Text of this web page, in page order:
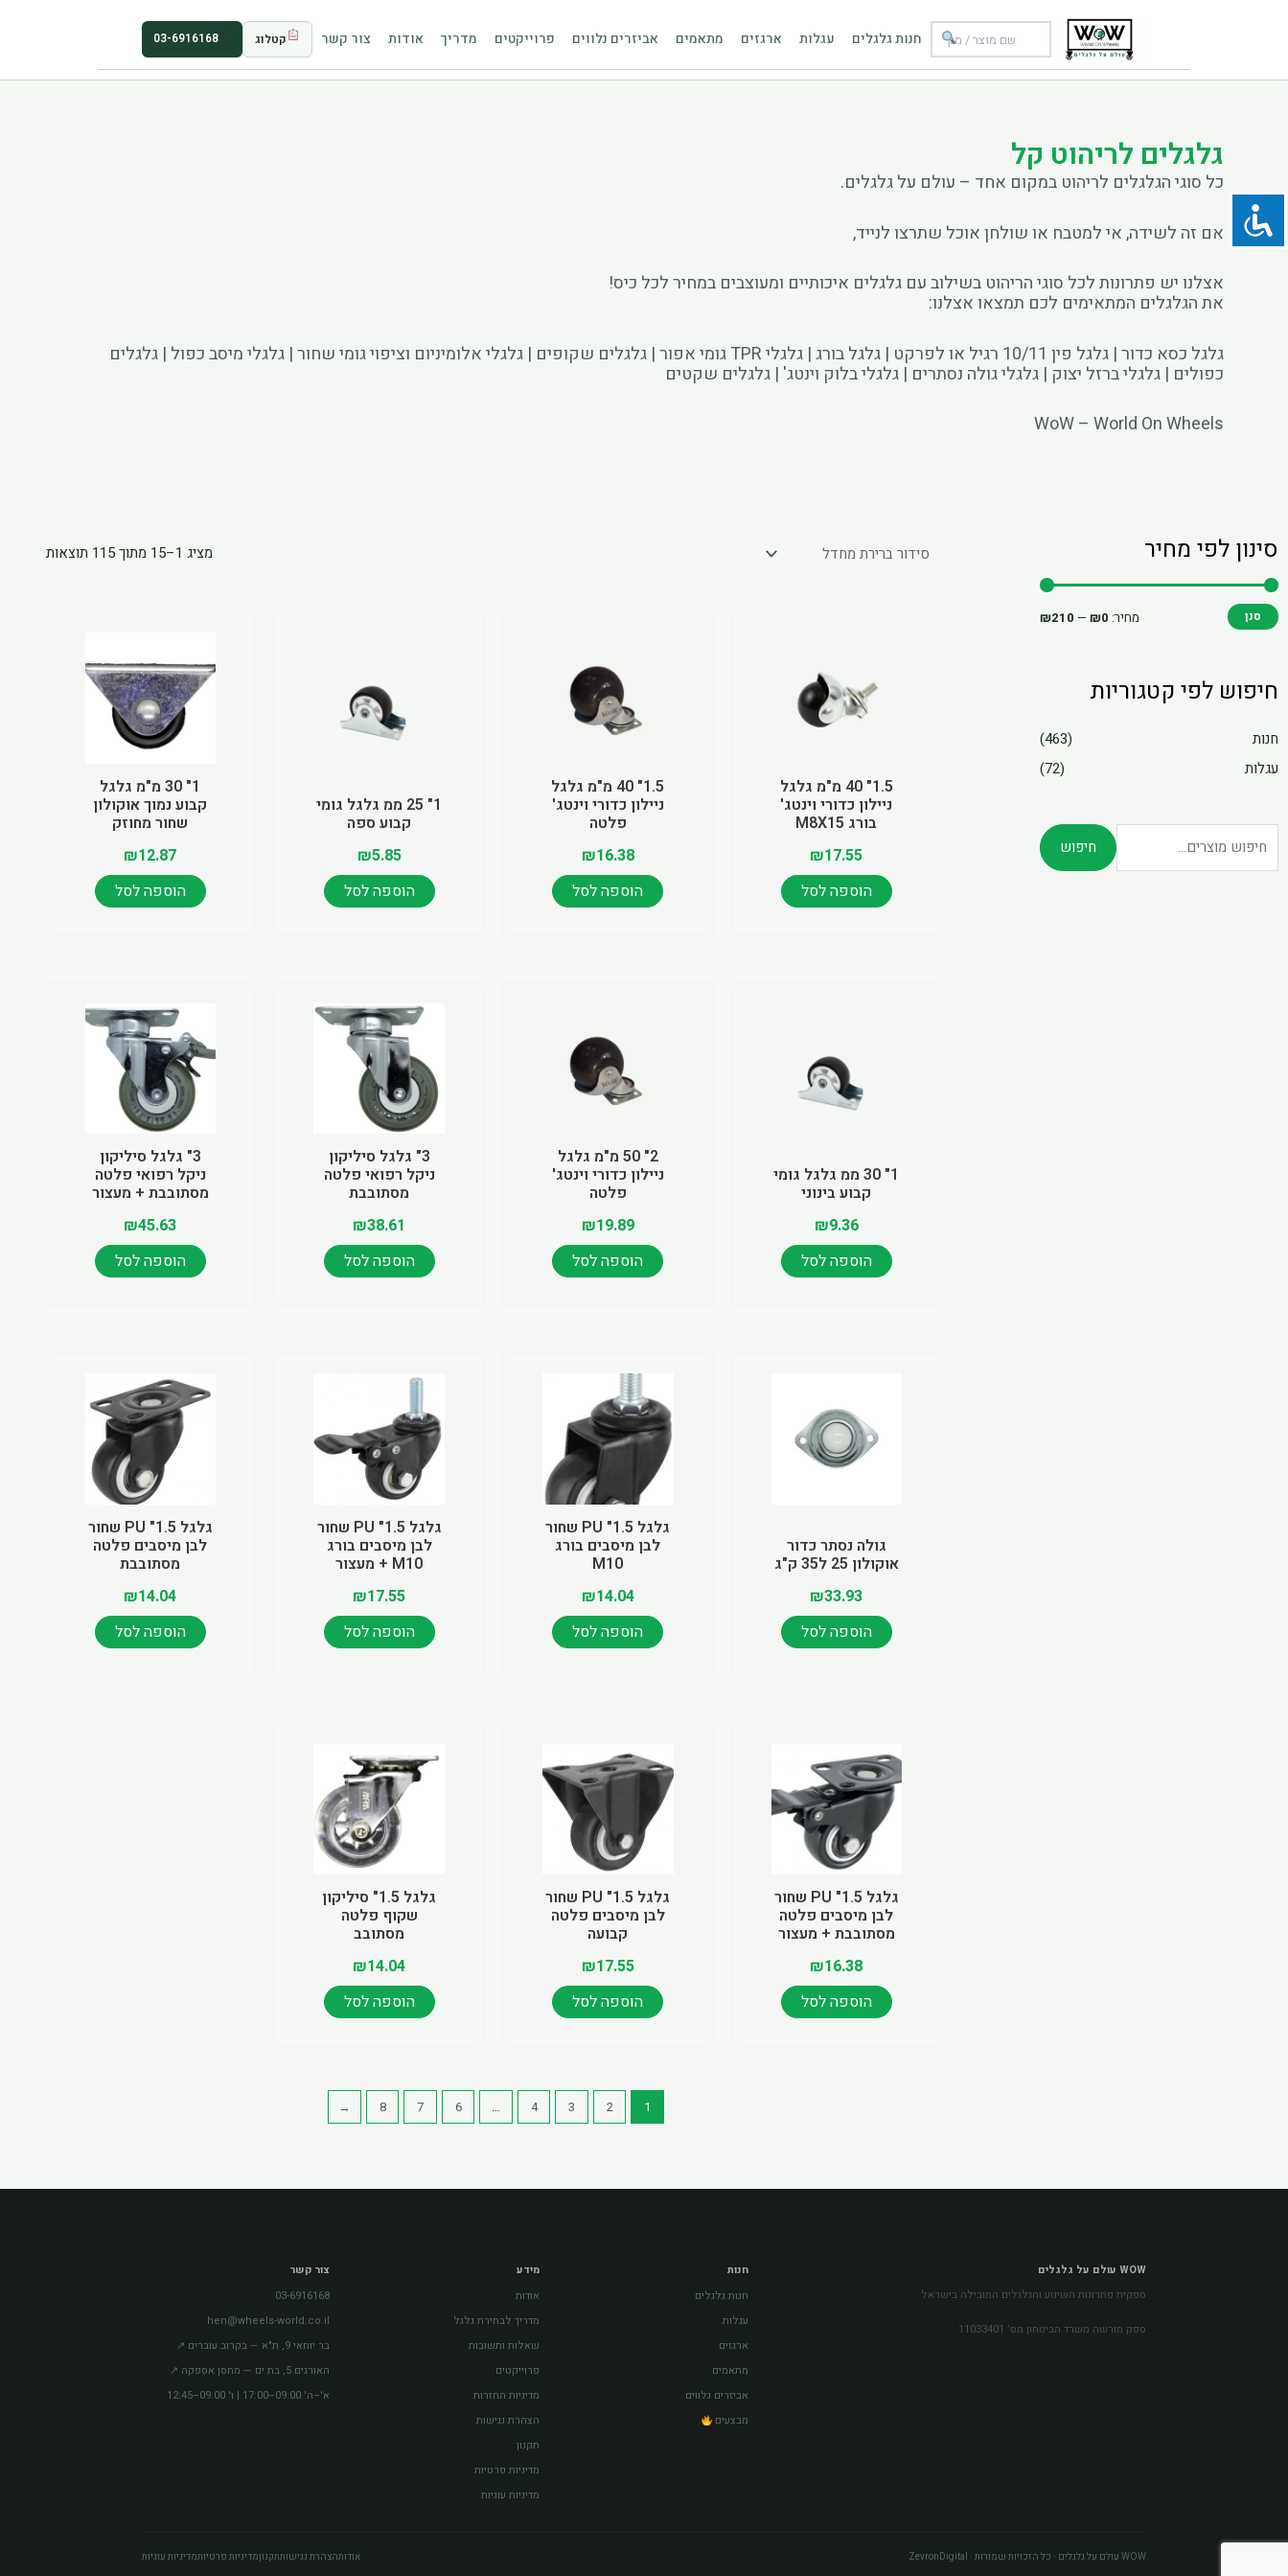
חנות גלגלים עגלות ארגזים מתאמים אביזרים נלווים פרוייקטים מדריך אודות צור קשר קטלוג 03-6916168
גלגלים לריהוט קל
כל סוגי הגלגלים לריהוט במקום אחד – עולם על גלגלים.
אם זה לשידה, אי למטבח או שולחן אוכל שתרצו לנייד,
אצלנו יש פתרונות לכל סוגי הריהוט בשילוב עם גלגלים איכותיים ומעוצבים במחיר לכל כיס!
את הגלגלים המתאימים לכם תמצאו אצלנו:
גלגל כסא כדור | גלגל פין 10/11 רגיל או לפרקט | גלגל בורג | גלגלי TPR גומי אפור | גלגלים שקופים | גלגלי אלומיניום וציפוי גומי שחור | גלגלי מיסב כפול | גלגלים
כפולים | גלגלי ברזל יצוק | גלגלי גולה נסתרים | גלגלי בלוק וינטג' | גלגלים שקטים
WoW – World On Wheels
סינון לפי מחיר
סנן מחיר: ₪0
—
₪210
חיפוש לפי קטגוריות
חנות
(463)
עגלות
(72)
חיפוש
חיפוש
מציג 1–15 מתוך 115 תוצאות
1.5" 40 מ"מ גלגל
ניילון כדורי וינטג'
בורג M8X15
₪17.55
הוספה לסל
1.5" 40 מ"מ גלגל
ניילון כדורי וינטג'
פלטה
₪16.38
הוספה לסל
1" 25 ממ גלגל גומי
קבוע ספה
₪5.85
הוספה לסל
1" 30 מ"מ גלגל
קבוע נמוך אוקולון
שחור מחוזק
₪12.87
הוספה לסל
יש
מספר
סוגים.
ניתן
לבחור
את
האפשרויות
בעמוד
המוצר
1" 30 ממ גלגל גומי
קבוע בינוני
₪9.36
הוספה לסל
2" 50 מ"מ גלגל
ניילון כדורי וינטג'
פלטה
₪19.89
הוספה לסל
3" גלגל סיליקון
ניקל רפואי פלטה
מסתובבת
₪38.61
הוספה לסל
3" גלגל סיליקון
ניקל רפואי פלטה
מסתובבת + מעצור
₪45.63
הוספה לסל
גולה נסתר כדור
אוקולון 25 ל35 ק"ג
₪33.93
הוספה לסל
גלגל 1.5" PU שחור
לבן מיסבים בורג
M10
₪14.04
הוספה לסל
גלגל 1.5" PU שחור
לבן מיסבים בורג
M10 + מעצור
₪17.55
הוספה לסל
גלגל 1.5" PU שחור
לבן מיסבים פלטה
מסתובבת
₪14.04
הוספה לסל
גלגל 1.5" PU שחור
לבן מיסבים פלטה
מסתובבת + מעצור
₪16.38
הוספה לסל
גלגל 1.5" PU שחור
לבן מיסבים פלטה
קבועה
₪17.55
הוספה לסל
גלגל 1.5" סיליקון
שקוף פלטה
מסתובב
₪14.04
הוספה לסל
1
2
3
4
…
6
7
8
←
WOW עולם על גלגלים
ספקית פתרונות השינוע והגלגלים המובילה בישראל
ספק מורשה משרד הביטחון מס׳ 11033401
חנות
חנות גלגלים
עגלות
ארגזים
מתאמים
אביזרים נלווים
מבצעים
מידע
אודות
מדריך לבחירת גלגל
שאלות ותשובות
פרוייקטים
מדיניות החזרות
הצהרת נגישות
תקנון
מדיניות פרטיות
מדיניות עוגיות
צור קשר
03-6916168
hen@wheels-world.co.il
בר יוחאי 9, ת"א — בקרוב עוברים ↗
האורגים 5, בת ים — מחסן אספקה ↗
א'–ה' 09:00–17:00 | ו' 09:00–12:45
WOW עולם על גלגלים · כל הזכויות שמורות · ZevronDigital אודותהצהרת נגישותתקנוןמדיניות פרטיותמדיניות עוגיות